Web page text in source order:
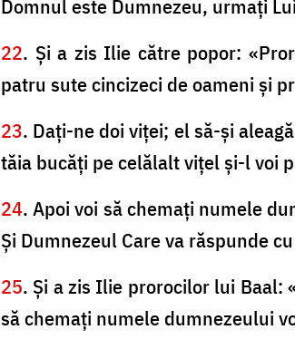
Domnul este Dumnezeu, urmaţi
22. Şi a zis Ilie către popor:
patru sute cincizeci de oameni şi
23. Daţi-ne doi viţei; el să-şi
tăia bucăţi pe celălalt viţel şi-l voi
24. Apoi voi să chemaţi numele
Şi Dumnezeul Care va răspunde
25. Şi a zis Ilie prorocilor lui Baal:
să chemaţi numele dumnezeului